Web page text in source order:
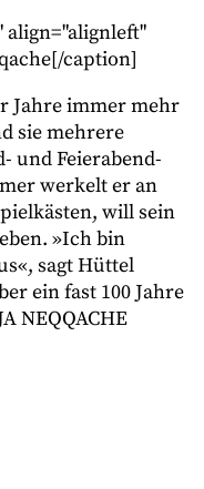
align="alignleft"
caption]
Jahre immer mehr
sie mehrere
und Feierabend-
werkelt er an
will sein
»Ich bin
sagt Hüttel
ein fast 100 Jahre
NEQQACHE